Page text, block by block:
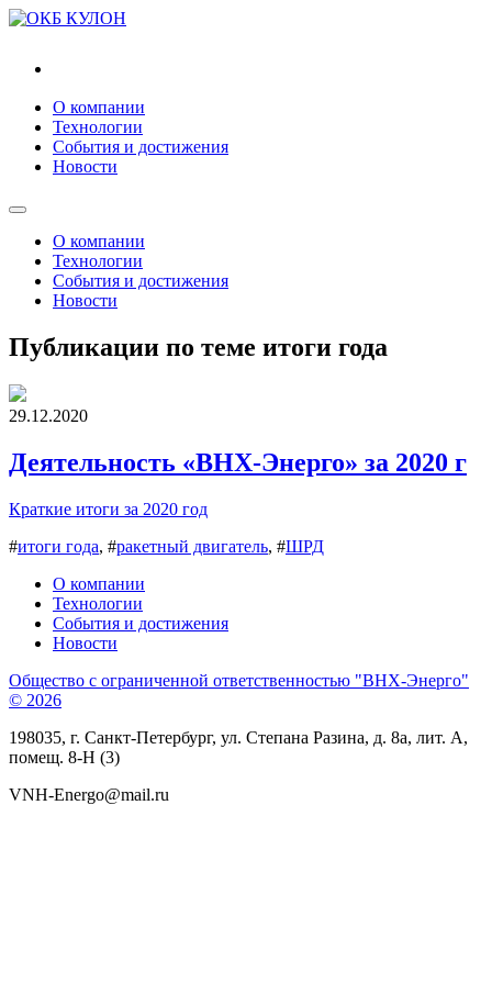
О компании
Технологии
События и достижения
Новости
О компании
Технологии
События и достижения
Новости
Публикации по теме итоги года
29.12.2020
Деятельность «ВНХ-Энерго» за 2020 г
Краткие итоги за 2020 год
#итоги года, #ракетный двигатель, #ШРД
О компании
Технологии
События и достижения
Новости
Общество с ограниченной ответственностью "ВНХ-Энерго"
© 2026
198035, г. Санкт-Петербург, ул. Степана Разина, д. 8а, лит. А,
помещ. 8-Н (3)
VNH-Energo@mail.ru